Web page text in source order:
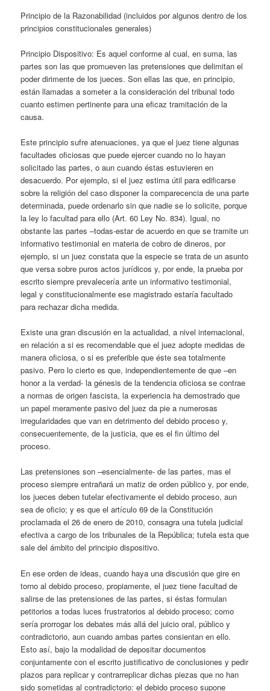
Principio de la Razonabilidad (incluidos por algunos dentro de los
principios constitucionales generales)
Principio Dispositivo: Es aquel conforme al cual, en suma, las
partes son las que promueven las pretensiones que delimitan el
poder dirimente de los jueces. Son ellas las que, en principio,
están llamadas a someter a la consideración del tribunal todo
cuanto estimen pertinente para una eficaz tramitación de la
causa.
Este principio sufre atenuaciones, ya que el juez tiene algunas
facultades oficiosas que puede ejercer cuando no lo hayan
solicitado las partes, o aun cuando éstas estuvieren en
desacuerdo. Por ejemplo, si el juez estima útil para edificarse
sobre la religión del caso disponer la comparecencia de una parte
determinada, puede ordenarlo sin que nadie se lo solicite, porque
la ley lo facultad para ello (Art. 60 Ley No. 834). Igual, no
obstante las partes –todas-estar de acuerdo en que se tramite un
informativo testimonial en materia de cobro de dineros, por
ejemplo, si un juez constata que la especie se trata de un asunto
que versa sobre puros actos jurídicos y, por ende, la prueba por
escrito siempre prevalecería ante un informativo testimonial,
legal y constitucionalmente ese magistrado estaría facultado
para rechazar dicha medida.
Existe una gran discusión en la actualidad, a nivel internacional,
en relación a si es recomendable que el juez adopte medidas de
manera oficiosa, o si es preferible que éste sea totalmente
pasivo. Pero lo cierto es que, independientemente de que –en
honor a la verdad- la génesis de la tendencia oficiosa se contrae
a normas de origen fascista, la experiencia ha demostrado que
un papel meramente pasivo del juez da pie a numerosas
irregularidades que van en detrimento del debido proceso y,
consecuentemente, de la justicia, que es el fin último del
proceso.
Las pretensiones son –esencialmente- de las partes, mas el
proceso siempre entrañará un matiz de orden público y, por ende,
los jueces deben tutelar efectivamente el debido proceso, aun
sea de oficio; y es que el artículo 69 de la Constitución
proclamada el 26 de enero de 2010, consagra una tutela judicial
efectiva a cargo de los tribunales de la República; tutela esta que
sale del ámbito del principio dispositivo.
En ese orden de ideas, cuando haya una discusión que gire en
torno al debido proceso, propiamente, el juez tiene facultad de
salirse de las pretensiones de las partes, si éstas formulan
petitorios a todas luces frustratorios al debido proceso; como
sería prorrogar los debates más allá del juicio oral, público y
contradictorio, aun cuando ambas partes consientan en ello.
Esto así, bajo la modalidad de depositar documentos
conjuntamente con el escrito justificativo de conclusiones y pedir
plazos para replicar y contrarreplicar dichas piezas que no han
sido sometidas al contradictorio: el debido proceso supone